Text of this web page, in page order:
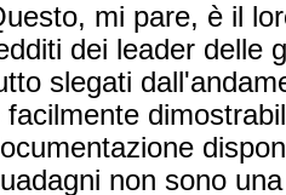
mi pare, è il
dei leader delle
slegati
facilmente
non sono